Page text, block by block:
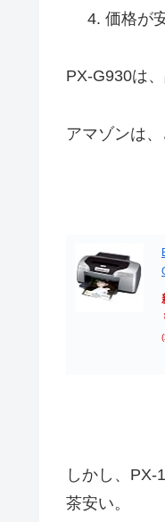
価格が
PX-G930は
アマゾンは
しかし、PX-
茶安い。